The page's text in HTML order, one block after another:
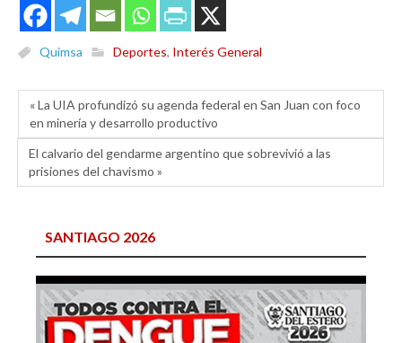
Quimsa Deportes, Interés General
« La UIA profundizó su agenda federal en San Juan con foco
en minería y desarrollo productivo
El calvario del gendarme argentino que sobrevivió a las
prisiones del chavismo »
SANTIAGO 2026